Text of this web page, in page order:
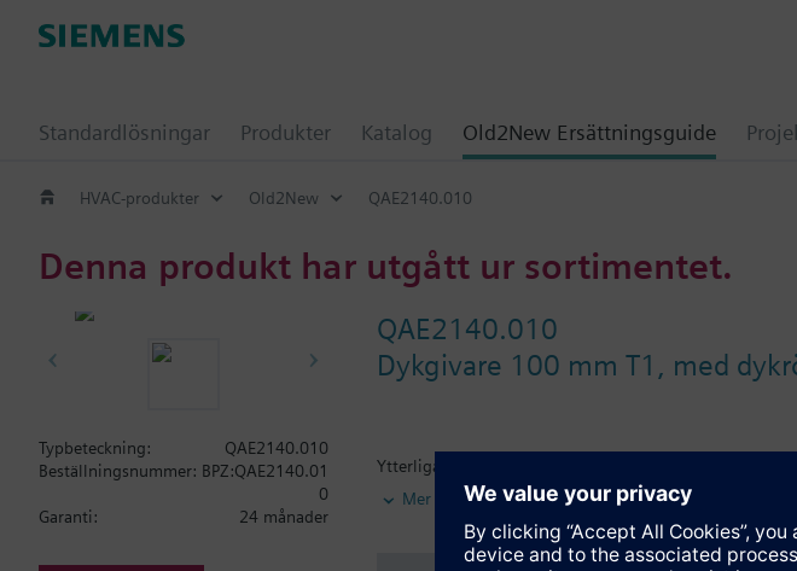
Standardlösningar Produkter Katalog Old2New Ersättningsguide
HVAC-produkter Old2New QAE2140.010
Denna produkt har utgått ur sortimentet.
QAE2140.010
Dykgivare 100 mm T1, med
Ytterligare information
Fixering görs med dykrör eller
nominella trycket beror på det använda dykröret (se
Mer
Typbeteckning:
QAE2140.010
Beställningsnummer: BPZ:QAE2140.01
0
Garanti:
24 månader